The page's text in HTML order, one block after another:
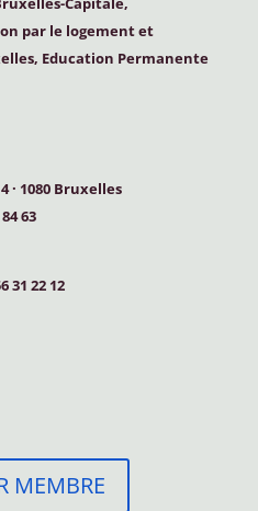
par le logement et
Education Permanente
· 1080 Bruxelles
63
31 22 12
MEMBRE